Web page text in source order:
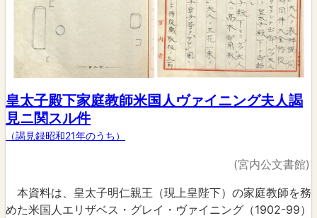
皇太子殿下家庭教師米国人ヴァイニング夫人謁
見ニ関スル件
（謁見録昭和21年のうち）
(宮内公文書館)
本資料は、皇太子明仁親王（現上皇陛下）の家庭教師を務
めた米国人エリザベス・グレイ・ヴァイニング（1902-99）